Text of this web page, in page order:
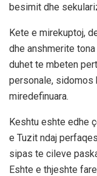
besimit dhe
Kete e mirekuptoj,
dhe anshmerite
duhet te mbeten
personale, sidomos
miredefinuara.
Keshtu eshte edhe
e Tuzit ndaj
sipas te cileve
Eshte e thjeshte